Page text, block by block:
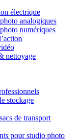
électrique
analogiques
numériques
nettoyage
stockage
de transport
pour studio photo